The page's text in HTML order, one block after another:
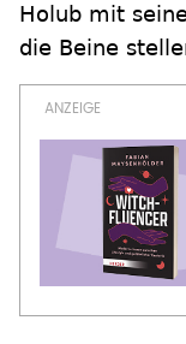
Holub mit
die Beine